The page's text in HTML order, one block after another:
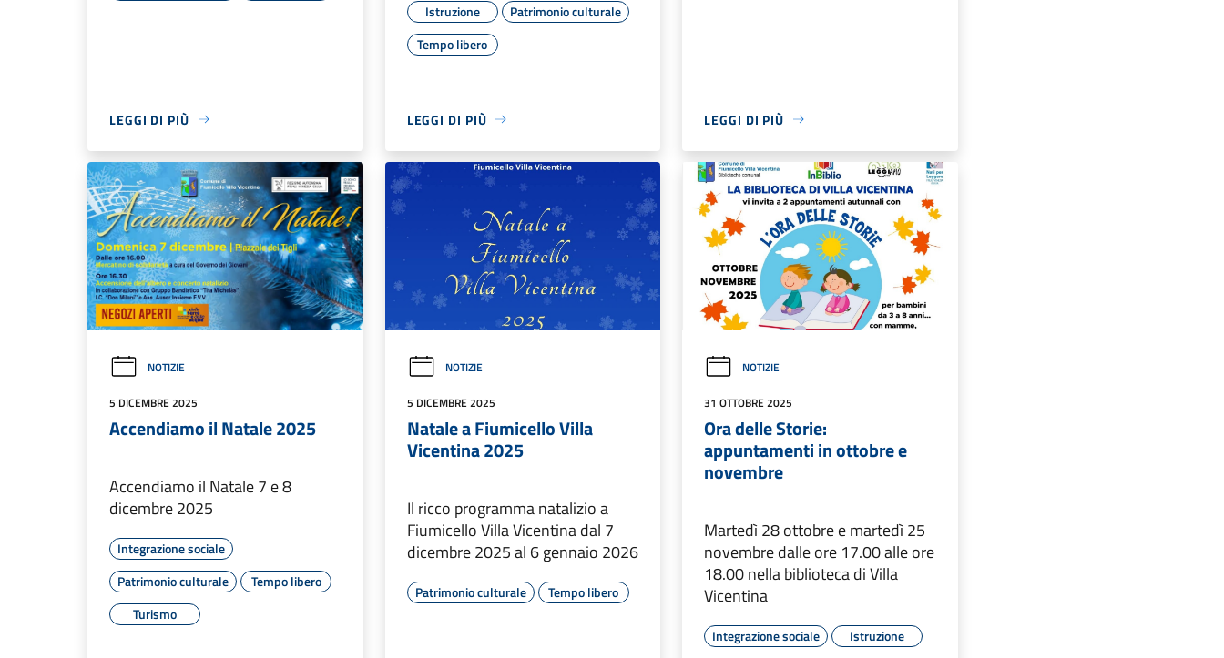
LEGGI DI PIÙ
Istruzione
Patrimonio culturale
Tempo libero
LEGGI DI PIÙ LEGGI DI PIÙ
NOTIZIE
5 DICEMBRE 2025
Accendiamo il Natale 2025
Accendiamo il Natale 7 e 8
dicembre 2025
Integrazione sociale
Patrimonio culturale
Tempo libero
Turismo
NOTIZIE
5 DICEMBRE 2025
Natale a Fiumicello Villa
Vicentina 2025
Il ricco programma natalizio a
Fiumicello Villa Vicentina dal 7
dicembre 2025 al 6 gennaio 2026
Patrimonio culturale Tempo libero
NOTIZIE
31 OTTOBRE 2025
Ora delle Storie:
appuntamenti in ottobre e
novembre
Martedì 28 ottobre e martedì 25
novembre dalle ore 17.00 alle ore
18.00 nella biblioteca di Villa
Vicentina
Integrazione sociale
Istruzione